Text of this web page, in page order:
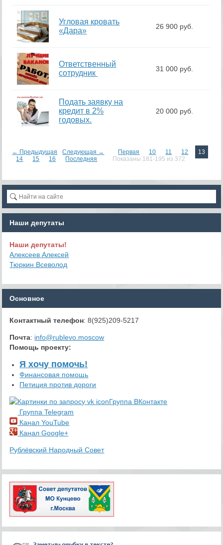
Угловая кровать
«Дара»
26 900 руб.
Ответственный
сотрудник
31 000 руб.
Подать заявку на
кредит в 2%
годовых.
20 000 руб.
← Предыдущая Следующая → Первая 10 11 12
13
14
15 16 Последняя Показаны 181-195 из 372
Наши депутаты
Наши депутаты!
Алексеев Алексей
Тюркин Всеволод
Основное
Контактный телефон: 8(925)209-5217
Почта: info@rublevo.moscow
Помощь проекту:
Я хочу помочь!
Финансовая помощь
Петиция против дороги
Группа ВКонтакте
Группа Telegram
Канал YouTube
Канал Google+
Рублёвский Народный Совет